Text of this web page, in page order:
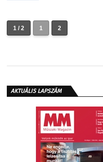
1 / 2 1 2
AKTUÁLIS LAPSZÁM